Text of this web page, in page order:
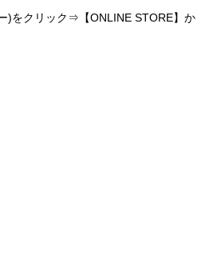
)をクリック⇒【ONLINE STORE】か